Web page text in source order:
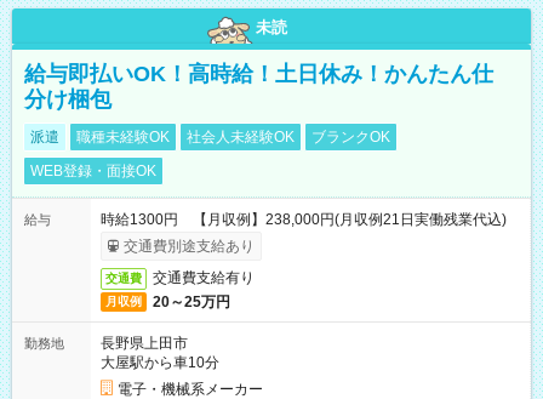
未読
給与即払いOK！高時給！土日休み！かんたん仕
分け梱包
派遣 職種未経験OK 社会人未経験OK
ブランクOK
WEB登録・面接OK
給与
時給1300円 【月収例】238,000円(月収例21日実働残業代込)
交通費別途支給あり
交通費 交通費支給有り
月収例 20～25万円
勤務地
長野県上田市
大屋駅から車10分
電子・機械系メーカー